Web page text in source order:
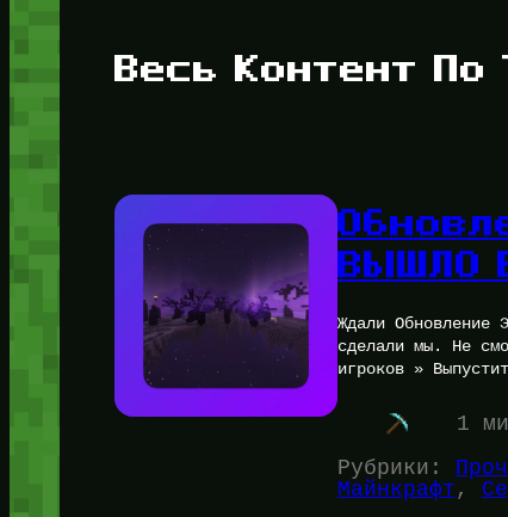
Весь Контент По
ВЫШЛО
Ждали
сделали мы. Не
игроков »
1
Рубрики:
Майнкрафт ,